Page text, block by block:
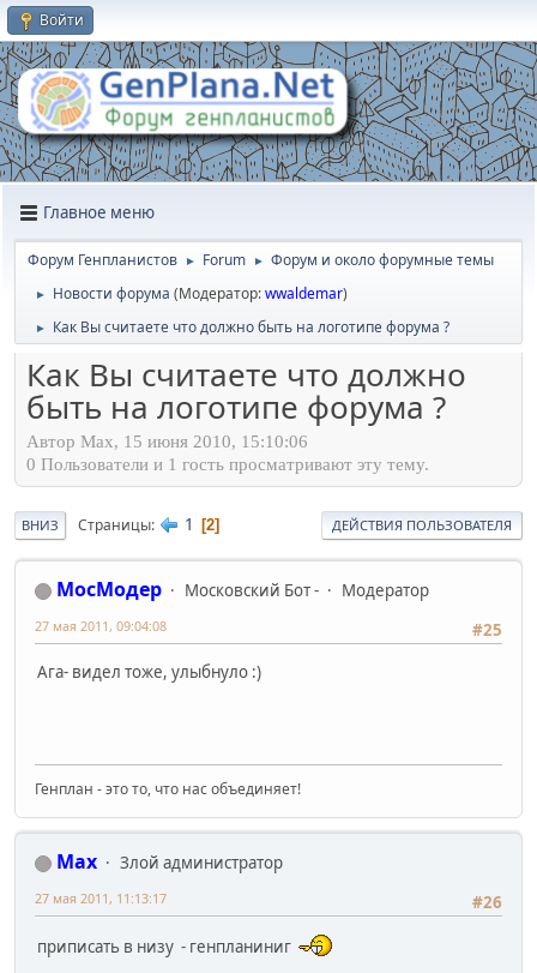
Войти
Главное меню
Форум Генпланистов ► Forum ► Форум и около форумные темы
► Новости форума (Модератор:wwaldemar)
► Как Вы считаете что должно быть на логотипе форума ?
Как Вы считаете что должно
быть на логотипе форума ?
Автор Max, 15 июня 2010, 15:10:06
0 Пользователи и 1 гость просматривают эту тему.
ВНИЗ Страницы 1 2 ДЕЙСТВИЯ ПОЛЬЗОВАТЕЛЯ
МосМодер Московский Бот -
Модератор
#25
27 мая 2011, 09:04:08
Ага- видел тоже, улыбнуло :)
Генплан - это то, что нас объединяет!
Max
Злой администратор
#26
27 мая 2011, 11:13:17
приписать в низу - генпланиниг